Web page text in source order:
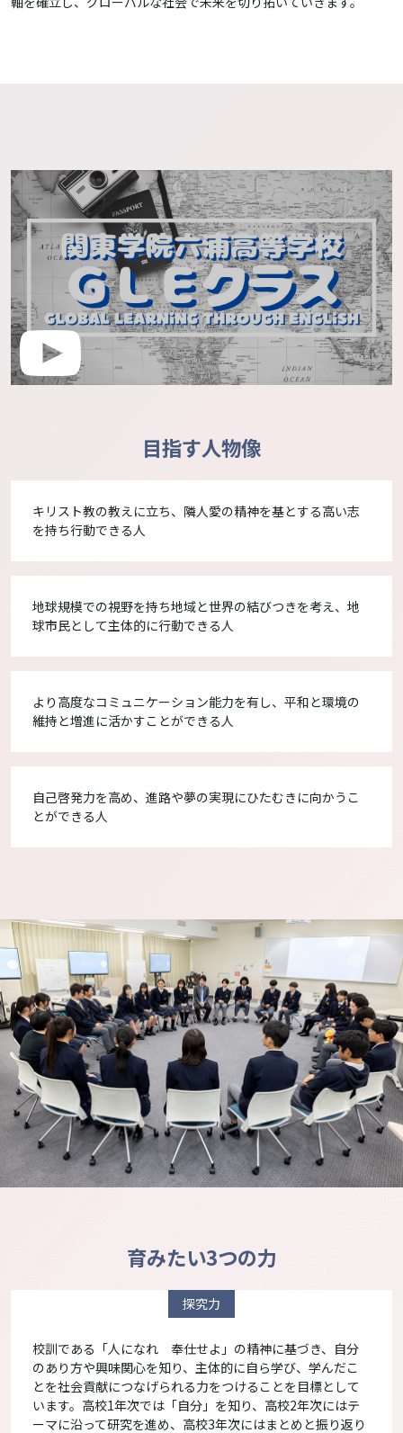
目指す人物像
キリスト教の教えに立ち、隣人愛の精神を基とする高い志
を持ち行動できる人
地球規模での視野を持ち地域と世界の結びつきを考え、地
球市民として主体的に行動できる人
より高度なコミュニケーション能力を有し、平和と環境の
維持と増進に活かすことができる人
自己啓発力を高め、進路や夢の実現にひたむきに向かうこ
とができる人
育みたい3つの力
探究力
校訓である「人になれ 奉仕せよ」の精神に基づき、自分
のあり方や興味関心を知り、主体的に自ら学び、学んだこ
とを社会貢献につなげられる力をつけることを目標として
います。高校1年次では「自分」を知り、高校2年次にはテ
ーマに沿って研究を進め、高校3年次にはまとめと振り返り